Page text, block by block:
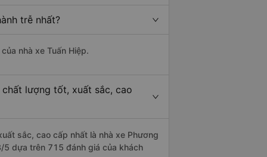
trễ nhất?
nhà xe Tuấn Hiệp.
lượng tốt, xuất sắc, cao
sắc, cao cấp nhất là nhà xe Phương
5 dựa trên 715 đánh giá của khách